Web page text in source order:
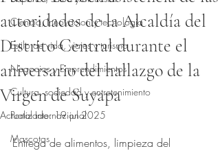
Ciencia, Innovacion y tecnología
Estilo de vida, viajes y turismo
Negocios y Emprendimientos
Cultura, sociedad y entretenimiento
Portal Internacional
Mascotas
autoridades de la Alcaldía del
Distrito Central durante el
aniversario del hallazgo de la
Virgen de Suyapa
Actualizado:19 jul 2025
Entrega de alimentos, limpieza del